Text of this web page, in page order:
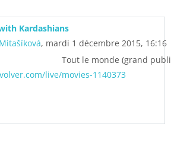
Kardashians
, mardi 1 décembre 2015, 16:16
Tout le monde (grand
live/movies-1140373